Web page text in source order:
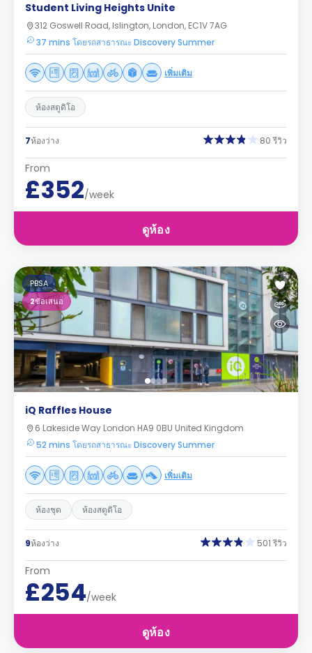
Student Living Heights Unite
312 Goswell Road, Islington, London, EC1V 7AG
37 mins โดยรถสาธารณะ Discovery Summer
เพิ่มเติม
ห้องสตูดิโอ
7ห้องว่าง 80 รีวิว
From
£352/week
ดูห้อง
PBSA
2ข้อเสนอ
iQ Raffles House
6 Lakeside Way London HA9 0BU United Kingdom
52 mins โดยรถสาธารณะ Discovery Summer
เพิ่มเติม
ห้องชุด ห้องสตูดิโอ
9ห้องว่าง 501 รีวิว
From
£254/week
ดูห้อง